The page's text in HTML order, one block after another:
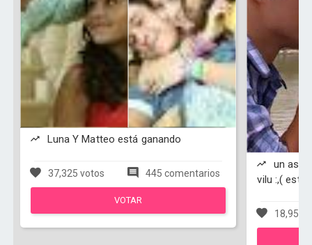
Luna Y Matteo está ganando
37,325 votos 445 comentarios
VOTAR
un
vilu :,( está
18,956